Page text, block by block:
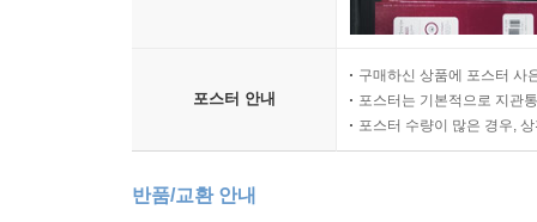
포스터 안내
구매하신 상품에 포스터 사
포스터는 기본적으로 지관
포스터 수량이 많은 경우,
반품/교환 안내